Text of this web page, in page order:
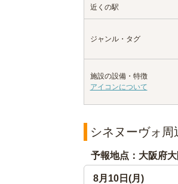
近くの駅
ジャンル・タグ
施設の設備・特徴
アイコンについて
シネヌーヴォ周
予報地点：大阪府
8月10日(月)